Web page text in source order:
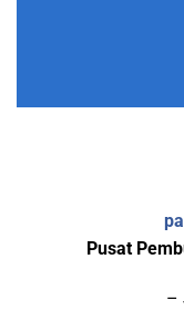
Pusat
–